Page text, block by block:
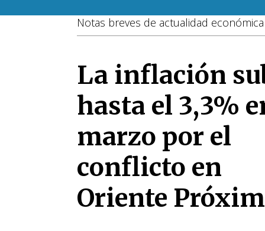
Notas breves de actualidad
La inflación
hasta el 3,3%
marzo por el
conflicto en
Oriente